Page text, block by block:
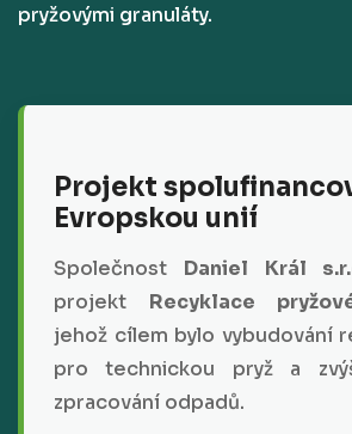
pryžovými granuláty.
Projekt
Evropskou unií
Společnost Daniel Král
projekt Recyklace
jehož cílem bylo vybudování
pro technickou pryž a
zpracování odpadů.